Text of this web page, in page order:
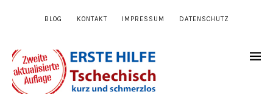
BLOG KONTAKT IMPRESSUM DATENSCHUTZ